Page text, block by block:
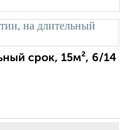
срок, 15м², 6/14